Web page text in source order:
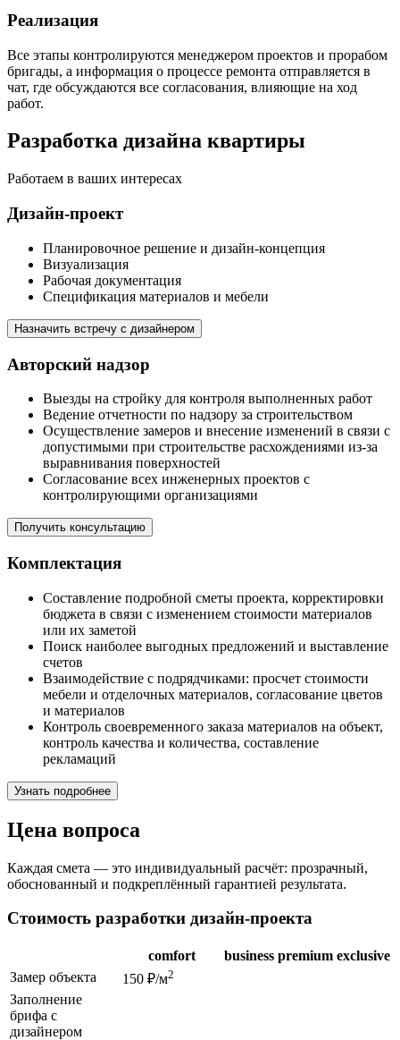
Реализация
Все этапы контролируются менеджером проектов и прорабом
бригады, а информация о процессе ремонта отправляется в
чат, где обсуждаются все согласования, влияющие на ход
работ.
Разработка дизайна квартиры
Работаем в ваших интересах
Дизайн-проект
Планировочное решение и дизайн-концепция
Визуализация
Рабочая документация
Спецификация материалов и мебели
Назначить встречу с дизайнером
Авторский надзор
Выезды на стройку для контроля выполненных работ
Ведение отчетности по надзору за строительством
Осуществление замеров и внесение изменений в связи с
допустимыми при строительстве расхождениями из-за
выравнивания поверхностей
Согласование всех инженерных проектов с
контролирующими организациями
Получить консультацию
Комплектация
Составление подробной сметы проекта, корректировки
бюджета в связи с изменением стоимости материалов
или их заметой
Поиск наиболее выгодных предложений и выставление
счетов
Взаимодействие с подрядчиками: просчет стоимости
мебели и отделочных материалов, согласование цветов
и материалов
Контроль своевременного заказа материалов на объект,
контроль качества и количества, составление
рекламаций
Узнать подробнее
Цена вопроса
Каждая смета — это индивидуальный расчёт: прозрачный,
обоснованный и подкреплённый гарантией результата.
Стоимость разработки дизайн-проекта
comfort business premium exclusive
Замер объекта 150 ₽/м2
Заполнение
брифа с
дизайнером